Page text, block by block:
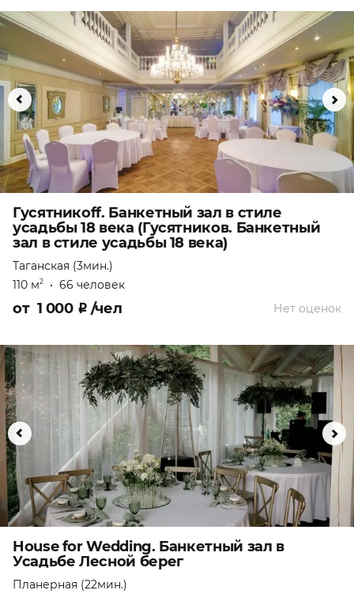
Гусятникоff. Банкетный зал в стиле
усадьбы 18 века (Гусятников. Банкетный
зал в стиле усадьбы 18 века)
Таганская (3мин.)
110 м2 • 66 человек
Нет оценок
от 1 000 ₽ /чел
House for Wedding. Банкетный зал в
Усадьбе Лесной берег
Планерная (22мин.)